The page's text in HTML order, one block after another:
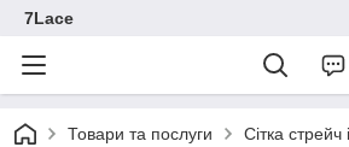
7Lace
Товари та послуги Сітка